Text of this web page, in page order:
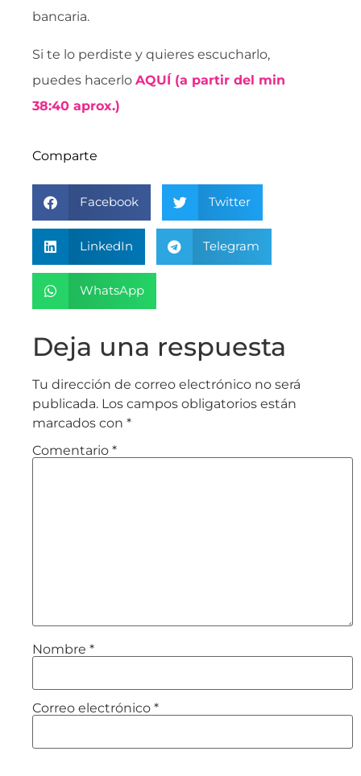
bancaria.
Si te lo perdiste y quieres escucharlo,
puedes hacerlo AQUÍ (a partir del min
38:40 aprox.)
Comparte
Facebook Twitter
LinkedIn Telegram
WhatsApp
Deja una respuesta
Tu dirección de correo electrónico no será
publicada. Los campos obligatorios están
marcados con *
Comentario *
Nombre *
Correo electrónico *